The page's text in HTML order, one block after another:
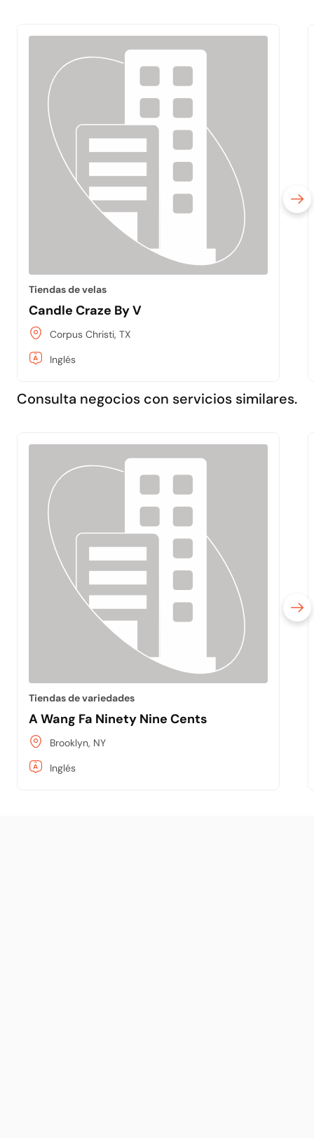
Tiendas de velas
Candle Craze By V
Corpus Christi, TX
Inglés
Consulta negocios con servicios similares.
Tiendas de variedades
A Wang Fa Ninety Nine Cents
Brooklyn, NY
Inglés